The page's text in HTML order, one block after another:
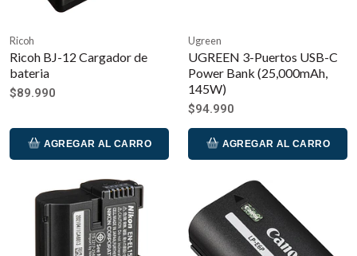
Ricoh
Ricoh BJ-12 Cargador de
bateria
$89.990
AGREGAR AL CARRO
Ugreen
UGREEN 3-Puertos USB-C
Power Bank (25,000mAh,
145W)
$94.990
AGREGAR AL CARRO